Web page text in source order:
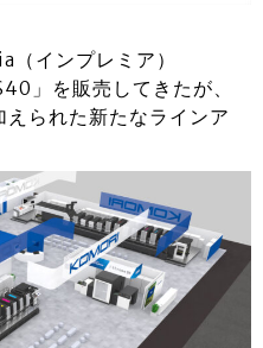
インプレミア）
」を販売してきたが、
られた新たなラインア